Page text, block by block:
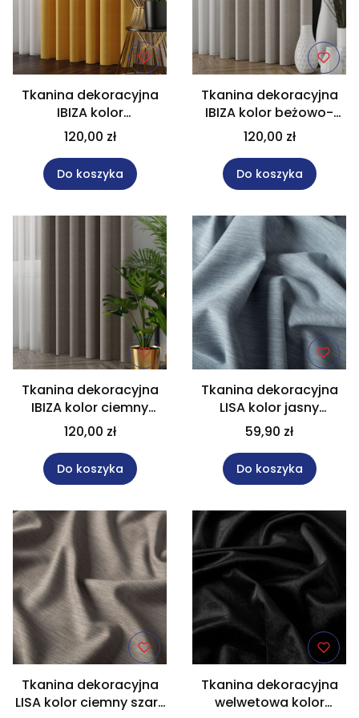
Tkanina dekoracyjna
IBIZA kolor
musztardowy
wysokość 300 cm
027823
120,00 zł
Do koszyka
Tkanina dekoracyjna
IBIZA kolor beżowo-
szary wysokość 300 cm
027823
120,00 zł
Do koszyka
Tkanina dekoracyjna
IBIZA kolor ciemny
beżowo-szary
wysokość 300 cm
027823
120,00 zł
Do koszyka
Tkanina dekoracyjna
LISA kolor jasny
niebieski wysokość 300
cm 004150
59,90 zł
Do koszyka
Tkanina dekoracyjna
LISA kolor ciemny szary
Tkanina dekoracyjna
welwetowa kolor